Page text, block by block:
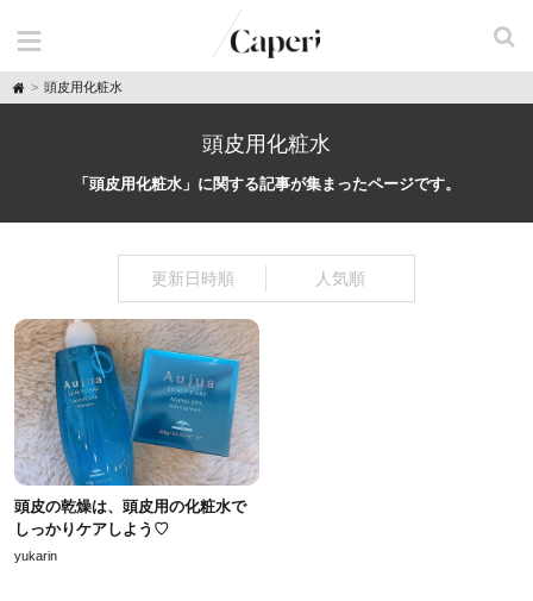
H
o
頭皮用化粧水
頭皮用化粧水
「頭皮用化粧水」に関する記事が集まったページです。
更新日時順 人気順
頭皮の乾燥は、頭皮用の化粧水で
しっかりケアしよう♡
yukarin